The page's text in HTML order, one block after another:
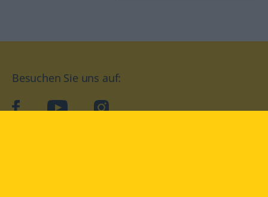
Besuchen Sie uns auf:
facebookYouTube Instagram